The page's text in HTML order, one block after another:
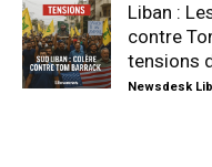
Liban :
contre
tensions
Newsdesk